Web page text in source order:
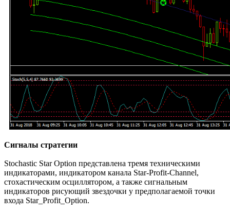
Сигналы стратегии
Stochastic Star Option представлена тремя техническими
индикаторами, индикатором канала Star-Profit-Channel,
стохастическим осциллятором, а также сигнальным
индикаторов рисующий звездочки у предполагаемой точки
входа Star_Profit_Option.